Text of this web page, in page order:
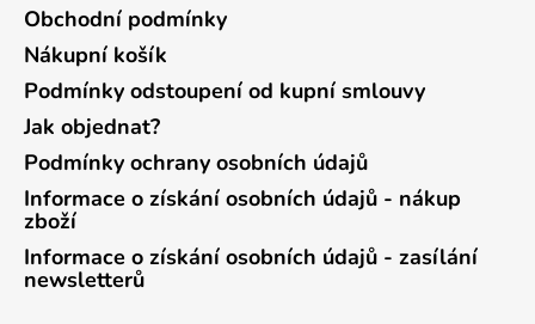
Obchodní podmínky
Nákupní košík
Podmínky odstoupení od kupní smlouvy
Jak objednat?
Podmínky ochrany osobních údajů
Informace o získání osobních údajů - nákup
zboží
Informace o získání osobních údajů - zasílání
newsletterů